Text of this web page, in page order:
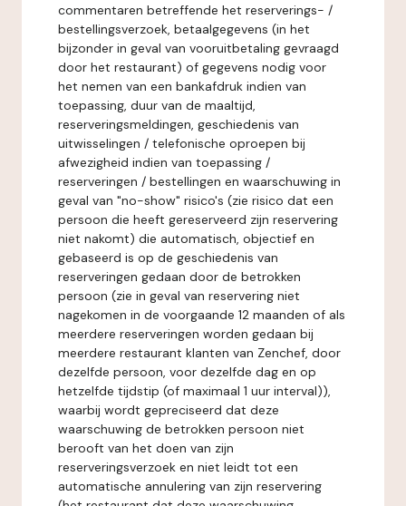
commentaren betreffende het reserverings- /
bestellingsverzoek, betaalgegevens (in het
bijzonder in geval van vooruitbetaling gevraagd
door het restaurant) of gegevens nodig voor
het nemen van een bankafdruk indien van
toepassing, duur van de maaltijd,
reserveringsmeldingen, geschiedenis van
uitwisselingen / telefonische oproepen bij
afwezigheid indien van toepassing /
reserveringen / bestellingen en waarschuwing in
geval van "no-show" risico's (zie risico dat een
persoon die heeft gereserveerd zijn reservering
niet nakomt) die automatisch, objectief en
gebaseerd is op de geschiedenis van
reserveringen gedaan door de betrokken
persoon (zie in geval van reservering niet
nagekomen in de voorgaande 12 maanden of als
meerdere reserveringen worden gedaan bij
meerdere restaurant klanten van Zenchef, door
dezelfde persoon, voor dezelfde dag en op
hetzelfde tijdstip (of maximaal 1 uur interval)),
waarbij wordt gepreciseerd dat deze
waarschuwing de betrokken persoon niet
berooft van het doen van zijn
reserveringsverzoek en niet leidt tot een
automatische annulering van zijn reservering